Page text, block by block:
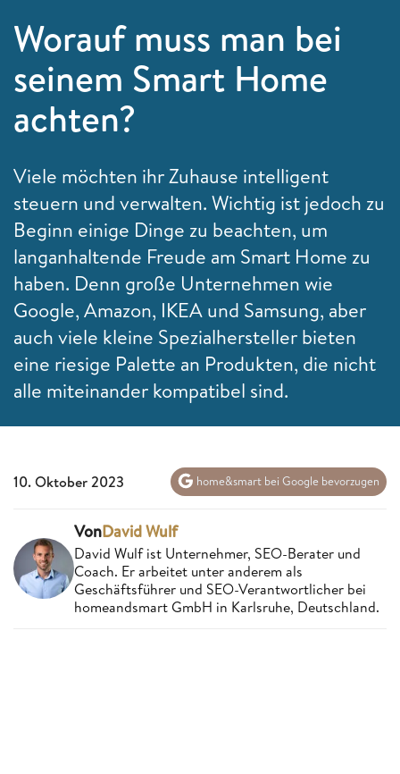
Worauf muss man bei
seinem Smart Home
achten?
Viele möchten ihr Zuhause intelligent
steuern und verwalten. Wichtig ist jedoch zu
Beginn einige Dinge zu beachten, um
langanhaltende Freude am Smart Home zu
haben. Denn große Unternehmen wie
Google, Amazon, IKEA und Samsung, aber
auch viele kleine Spezialhersteller bieten
eine riesige Palette an Produkten, die nicht
alle miteinander kompatibel sind.
10. Oktober 2023 home&smart bei Google bevorzugen
VonDavid Wulf
David Wulf ist Unternehmer, SEO-Berater und
Coach. Er arbeitet unter anderem als
Geschäftsführer und SEO-Verantwortlicher bei
homeandsmart GmbH in Karlsruhe, Deutschland.